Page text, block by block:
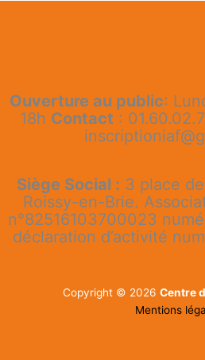
Ouverture au public:
18h Contact :
Siège Social : 3 place
Roissy-en-Brie.
n°82516103700023
déclaration d’activité
Copyright © 2026 Centre
Mentions